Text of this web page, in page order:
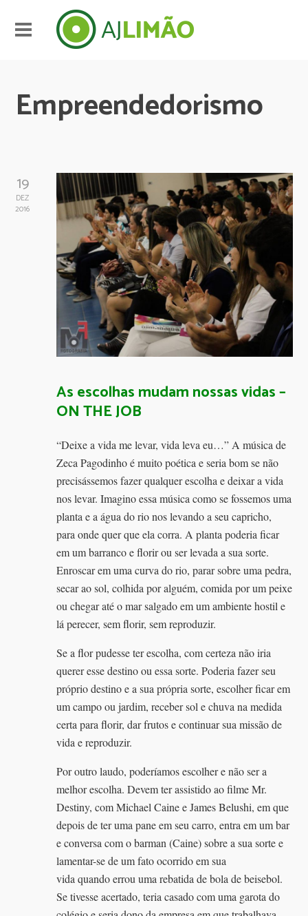
Empreendedorismo
19
DEZ
2016
As escolhas mudam nossas vidas –
ON THE JOB
“Deixe a vida me levar, vida leva eu…” A música de
Zeca Pagodinho é muito poética e seria bom se não
precisássemos fazer qualquer escolha e deixar a vida
nos levar. Imagino essa música como se fossemos uma
planta e a água do rio nos levando a seu capricho,
para onde quer que ela corra. A planta poderia ficar
em um barranco e florir ou ser levada a sua sorte.
Enroscar em uma curva do rio, parar sobre uma pedra,
secar ao sol, colhida por alguém, comida por um peixe
ou chegar até o mar salgado em um ambiente hostil e
lá perecer, sem florir, sem reproduzir.
Se a flor pudesse ter escolha, com certeza não iria
querer esse destino ou essa sorte. Poderia fazer seu
próprio destino e a sua própria sorte, escolher ficar em
um campo ou jardim, receber sol e chuva na medida
certa para florir, dar frutos e continuar sua missão de
vida e reproduzir.
Por outro laudo, poderíamos escolher e não ser a
melhor escolha. Devem ter assistido ao filme Mr.
Destiny, com Michael Caine e James Belushi, em que
depois de ter uma pane em seu carro, entra em um bar
e conversa com o barman (Caine) sobre a sua sorte e
lamentar-se de um fato ocorrido em sua
vida quando errou uma rebatida de bola de beisebol.
Se tivesse acertado, teria casado com uma garota do